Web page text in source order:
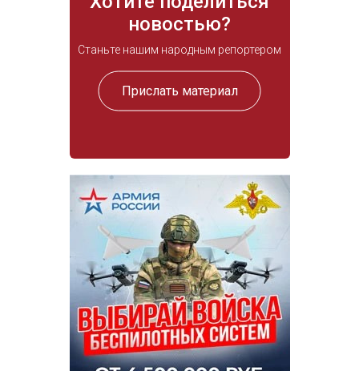
новостью?
Станьте нашим народным репортером
Прислать материал